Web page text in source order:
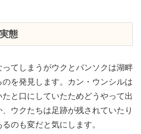
態
てしまうがウクとパンソクは湖畔
を発見します。カン・ウンシルは
と口にしていたためどうやって出
ウクたちは足跡が残されていたり
のも変だと気にします。